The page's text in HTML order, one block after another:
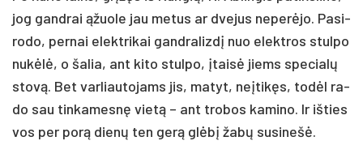
jog gand­rai ąžuo­le jau me­tus ar dve­jus ne­perė­jo. Pa­si­
ro­do, per­nai elekt­ri­kai gand­ra­lizdį nuo elekt­ros stul­po
nu­kėlė, o ša­lia, ant ki­to stul­po, įtaisė jiems spe­cialų
stovą. Bet var­liau­to­jams jis, ma­tyt, ne­įtikęs, todėl ra­
do sau tin­ka­mesnę vietą – ant tro­bos ka­mi­no. Ir iš­ties
vos per po­rą dienų ten gerą glėbį žabų su­si­nešė.